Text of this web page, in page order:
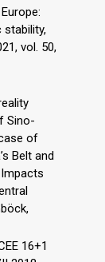
stability,
vol. 50,
Sino-
of
Belt and
16+1